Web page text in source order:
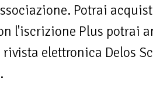
Potrai
l'iscrizione Plus potrai
elettronica Delos